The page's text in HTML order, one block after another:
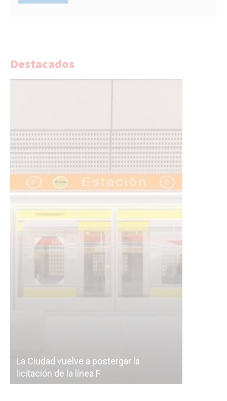
Destacados
La Ciudad vuelve a postergar la
licitación de la línea F